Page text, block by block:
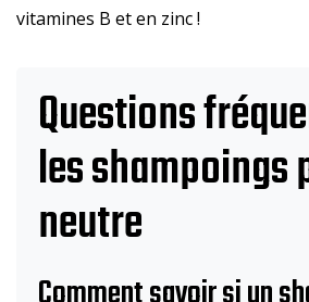
vitamines B et en zinc !
Questions
les shampoings
neutre